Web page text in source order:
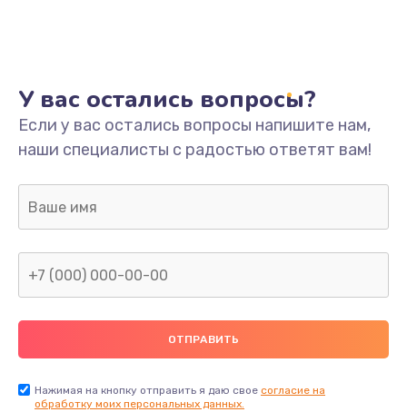
У вас остались вопросы?
Если у вас остались вопросы напишите нам,
наши специалисты с радостью ответят вам!
Нажимая на кнопку отправить я даю свое согласие на
обработку моих персональных данных.